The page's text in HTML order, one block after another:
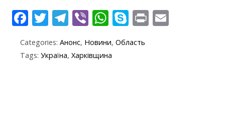
F
ac
e
b
T
w
itt
er
T
el
e
gr
Vi
b
er
W
h
at
s
S
k
y
Pr
in
Categories: Анонс, Новини, Область
Tags: Україна, Харківщина